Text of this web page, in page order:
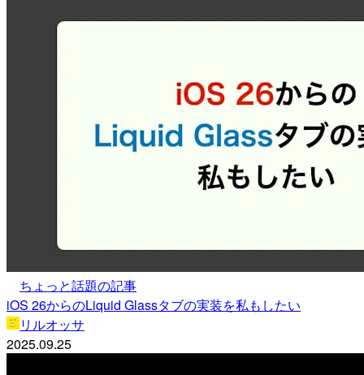
ちょっと話題の記事
iOS 26からのLiquid Glassタブの実装を私もしたい
リルオッサ
2025.09.25